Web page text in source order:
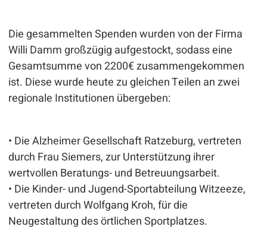
Die gesammelten Spenden wurden von der Firma
Willi Damm großzügig aufgestockt, sodass eine
Gesamtsumme von 2200€ zusammengekommen
ist. Diese wurde heute zu gleichen Teilen an zwei
regionale Institutionen übergeben:
• Die Alzheimer Gesellschaft Ratzeburg, vertreten
durch Frau Siemers, zur Unterstützung ihrer
wertvollen Beratungs- und Betreuungsarbeit.
• Die Kinder- und Jugend-Sportabteilung Witzeeze,
vertreten durch Wolfgang Kroh, für die
Neugestaltung des örtlichen Sportplatzes.